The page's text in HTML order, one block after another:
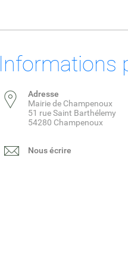
Informations
Adresse
Mairie de Champenoux
51 rue Saint Barthélemy
54280 Champenoux
Nous écrire